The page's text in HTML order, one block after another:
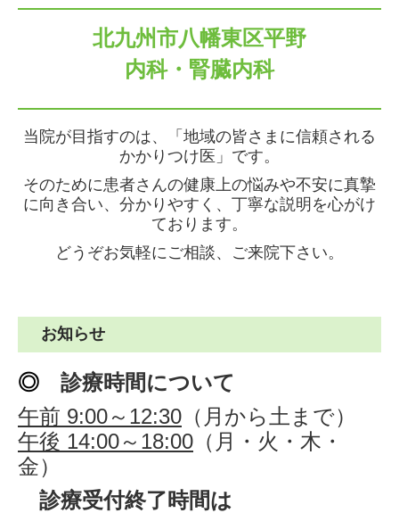
北九州市八幡東区平野
内科・腎臓内科
当院が目指すのは、「地域の皆さまに信頼される
かかりつけ医」です。
そのために患者さんの健康上の悩みや不安に真摯
に向き合い、分かりやすく、丁寧な説明を心がけ
ております。
どうぞお気軽にご相談、ご来院下さい。
お知らせ
◎ 診療時間について
午前 9:00～12:30 （月から土まで）
午後 14:00～18:00 （月・火・木・
金）
診療受付終了時間は